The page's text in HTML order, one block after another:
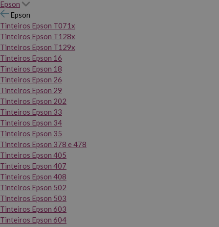
Epson
Epson
Tinteiros Epson T071x
Tinteiros Epson T128x
Tinteiros Epson T129x
Tinteiros Epson 16
Tinteiros Epson 18
Tinteiros Epson 26
Tinteiros Epson 29
Tinteiros Epson 202
Tinteiros Epson 33
Tinteiros Epson 34
Tinteiros Epson 35
Tinteiros Epson 378 e 478
Tinteiros Epson 405
Tinteiros Epson 407
Tinteiros Epson 408
Tinteiros Epson 502
Tinteiros Epson 503
Tinteiros Epson 603
Tinteiros Epson 604